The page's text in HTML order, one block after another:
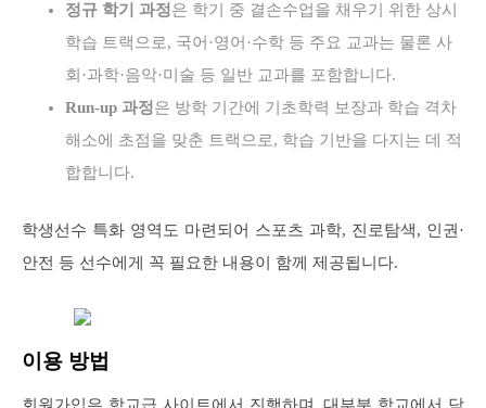
정규 학기 과정은 학기 중 결손수업을 채우기 위한 상시
학습 트랙으로, 국어·영어·수학 등 주요 교과는 물론 사
회·과학·음악·미술 등 일반 교과를 포함합니다.
Run-up 과정은 방학 기간에 기초학력 보장과 학습 격차
해소에 초점을 맞춘 트랙으로, 학습 기반을 다지는 데 적
합합니다.
학생선수 특화 영역도 마련되어 스포츠 과학, 진로탐색, 인권·
안전 등 선수에게 꼭 필요한 내용이 함께 제공됩니다.
이용 방법